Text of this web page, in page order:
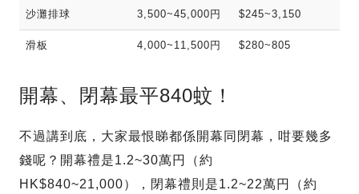
沙灘排球 3,500~45,000円 $245~3,150
滑板 4,000~11,500円 $280~805
開幕、閉幕最平840蚊！
不過講到底，大家最恨睇都係開幕同閉幕，咁要幾多
錢呢？開幕禮是1.2~30萬円（約
HK$840~21,000），閉幕禮則是1.2~22萬円（約